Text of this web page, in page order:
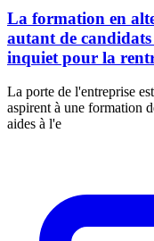
La formation en
autant de
inquiet pour la
La porte de l'entreprise
aspirent à une formation
aides à l'e